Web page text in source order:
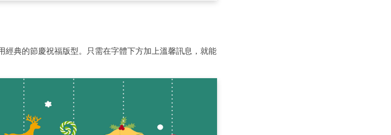
經典的節慶祝福版型。只需在字體下方加上溫馨訊息，就能
Wondershare
支援超過 210 種圖表類型的全方位平台。
・ 操作簡單直覺，Visio 的最佳替代方案
・ 提供 20,000+ 款免費範本 & 26,000+ 個專用符號
・ 內建 40 多種 AI 圖表生成器與工具
・ 深度整合 Nano Banana Pro
(AI & Web)